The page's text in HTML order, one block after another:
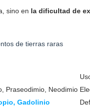
sino en la dificultad de
de tierras raras
Praseodimio, Neodimio
Gadolinio